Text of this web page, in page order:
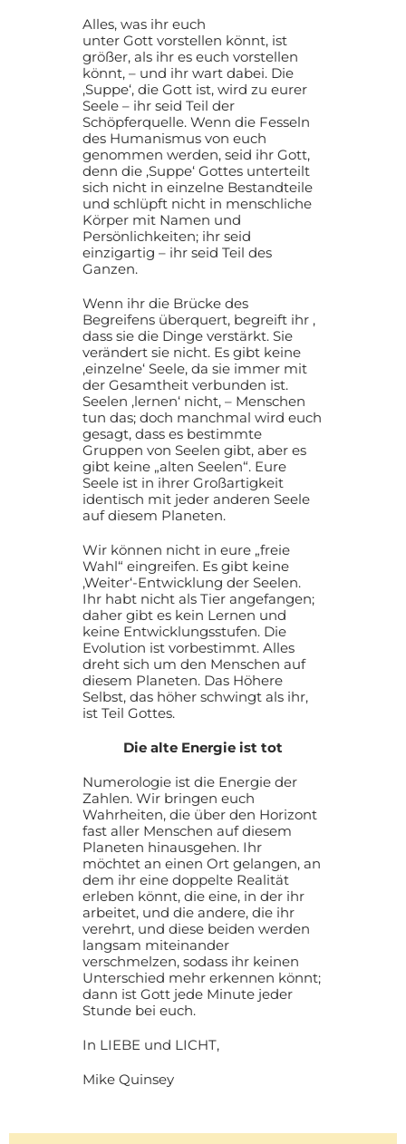
Alles, was ihr euch
unter Gott vorstellen könnt, ist
größer, als ihr es euch vorstellen
könnt, – und ihr wart dabei. Die
‚Suppe‘, die Gott ist, wird zu eurer
Seele – ihr seid Teil der
Schöpferquelle. Wenn die Fesseln
des Humanismus von euch
genommen werden, seid ihr Gott,
denn die ‚Suppe‘ Gottes unterteilt
sich nicht in einzelne Bestandteile
und schlüpft nicht in menschliche
Körper mit Namen und
Persönlichkeiten; ihr seid
einzigartig – ihr seid Teil des
Ganzen.
Wenn ihr die Brücke des
Begreifens überquert, begreift ihr ,
dass sie die Dinge verstärkt. Sie
verändert sie nicht. Es gibt keine
‚einzelne‘ Seele, da sie immer mit
der Gesamtheit verbunden ist.
Seelen ‚lernen‘ nicht, – Menschen
tun das; doch manchmal wird euch
gesagt, dass es bestimmte
Gruppen von Seelen gibt, aber es
gibt keine „alten Seelen“. Eure
Seele ist in ihrer Großartigkeit
identisch mit jeder anderen Seele
auf diesem Planeten.
Wir können nicht in eure „freie
Wahl“ eingreifen. Es gibt keine
‚Weiter‘-Entwicklung der Seelen.
Ihr habt nicht als Tier angefangen;
daher gibt es kein Lernen und
keine Entwicklungsstufen. Die
Evolution ist vorbestimmt. Alles
dreht sich um den Menschen auf
diesem Planeten. Das Höhere
Selbst, das höher schwingt als ihr,
ist Teil Gottes.
Die alte Energie ist tot
Numerologie ist die Energie der
Zahlen. Wir bringen euch
Wahrheiten, die über den Horizont
fast aller Menschen auf diesem
Planeten hinausgehen. Ihr
möchtet an einen Ort gelangen, an
dem ihr eine doppelte Realität
erleben könnt, die eine, in der ihr
arbeitet, und die andere, die ihr
verehrt, und diese beiden werden
langsam miteinander
verschmelzen, sodass ihr keinen
Unterschied mehr erkennen könnt;
dann ist Gott jede Minute jeder
Stunde bei euch.
In LIEBE und LICHT,
Mike Quinsey